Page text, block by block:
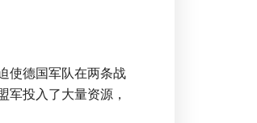
使德国军队在两条战
投入了大量资源，